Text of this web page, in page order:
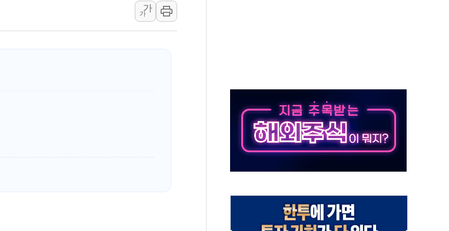
구리값 사상 최고치…'닥터 코퍼'가 말하는 경기 신호가 달라졌다
에어프레미아, 호치민 노선 재개...3년 2개월 만
가
가